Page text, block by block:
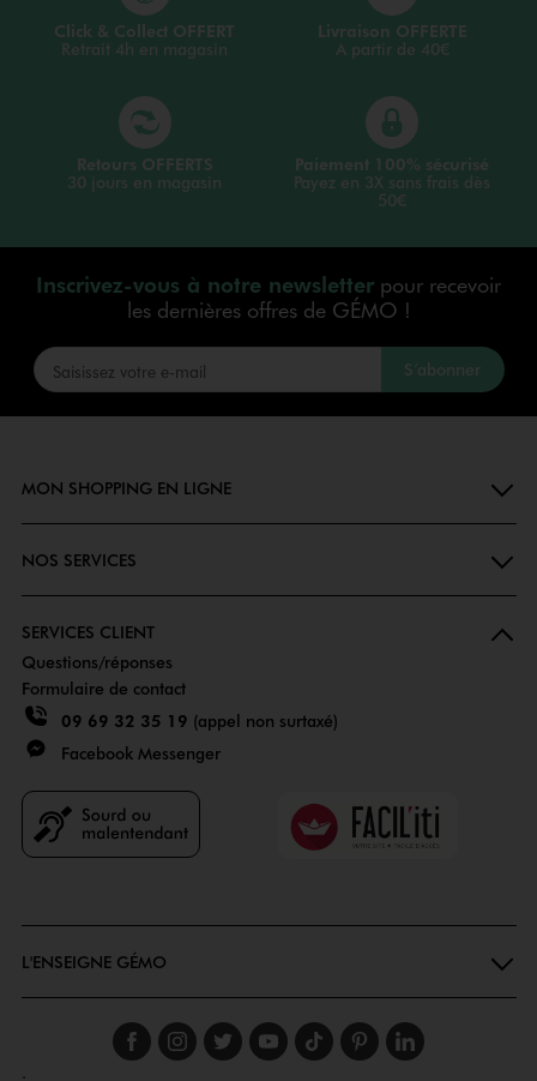
Click & Collect OFFERT
Retrait 4h en magasin
Livraison OFFERTE
A partir de 40€
Retours OFFERTS
30 jours en magasin
Paiement 100% sécurisé
Payez en 3X sans frais dès
50€
Inscrivez-vous à notre newsletter pour recevoir
les dernières offres de GÉMO !
S’abonner
MON SHOPPING EN LIGNE
NOS SERVICES
SERVICES CLIENT
Questions/réponses
Formulaire de contact
09 69 32 35 19 (appel non surtaxé)
Facebook Messenger
Faciliti
L'ENSEIGNE GÉMO
Suivez-nous sur
Suivez-nous sur
Suivez-nous sur
Suivez-nous
Suivez-nous
Suivez-
.